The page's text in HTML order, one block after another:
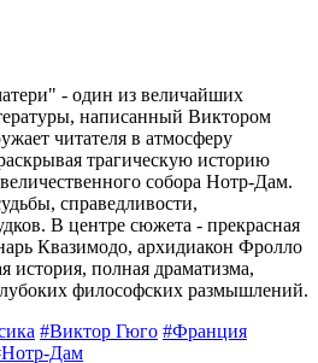
- один из величайших
написанный Виктором
читателя в атмосферу
трагическую историю
собора Нотр-Дам.
справедливости,
В центре сюжета - прекрасная
Квазимодо, архидиакон Фролло
история, полная драматизма,
философских размышлений.
#Виктор Гюго #Франция
Дам